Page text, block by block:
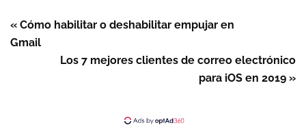
« Cómo habilitar o deshabilitar empujar en
Gmail
Los 7 mejores clientes de correo electrónico
para iOS en 2019 »